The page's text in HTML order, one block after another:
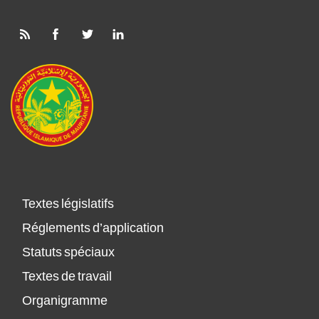
Textes législatifs
Réglements d’application
Statuts spéciaux
Textes de travail
Organigramme